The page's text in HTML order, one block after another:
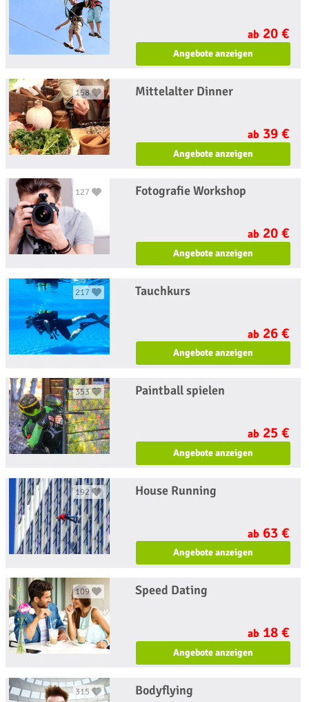
ab 20 €
Angebote anzeigen
158 Mittelalter Dinner
ab 39 €
Angebote anzeigen
127 Fotografie Workshop
ab 20 €
Angebote anzeigen
217 Tauchkurs
ab 26 €
Angebote anzeigen
353 Paintball spielen
ab 25 €
Angebote anzeigen
192 House Running
ab 63 €
Angebote anzeigen
109 Speed Dating
ab 18 €
Angebote anzeigen
315 Bodyflying